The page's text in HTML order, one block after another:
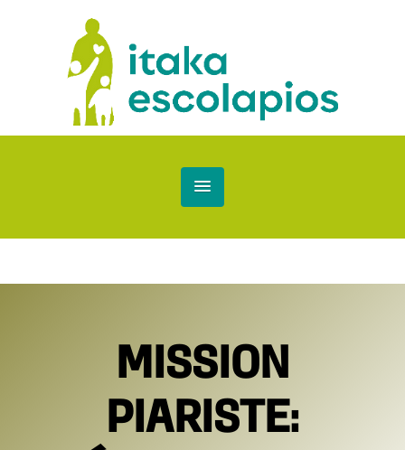
MISSION
PIARISTE: